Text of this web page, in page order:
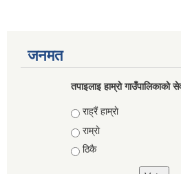
जनमत
तपाइलाइ हाम्राे गाउँपालिकाकाे
Choices
राह्रैं हाम्राे
राम्राे
ठिकै